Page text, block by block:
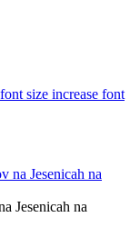
increase font
Jesenicah na